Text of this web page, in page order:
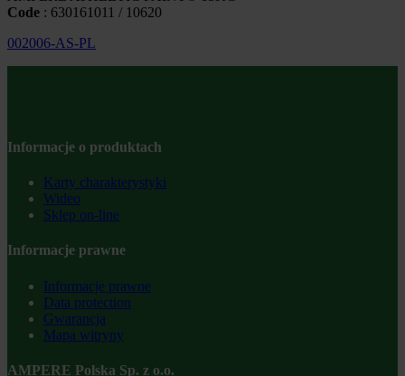
Code : 630161011 / 10620
002006-AS-PL
Informacje o produktach
Karty charakterystyki
Wideo
Sklep on-line
Informacje prawne
Informacje prawne
Data protection
Gwarancja
Mapa witryny
AMPERE Polska Sp. z o.o.